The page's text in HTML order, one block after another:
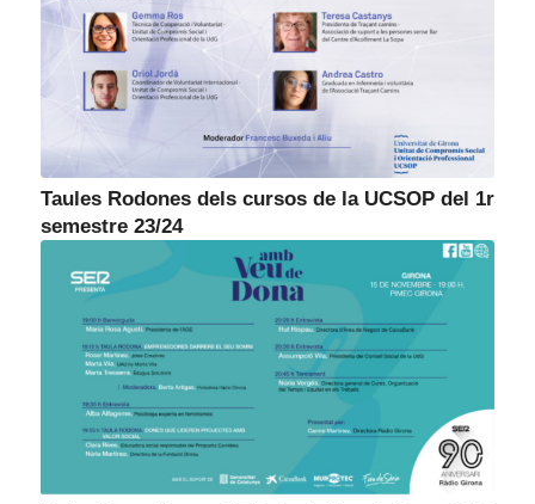
Taules Rodones dels cursos de la UCSOP del 1r
semestre 23/24